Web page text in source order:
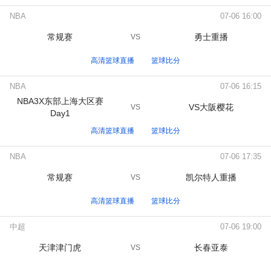
NBA 07-06 16:00
常规赛 VS 勇士重播
高清篮球直播 篮球比分
NBA 07-06 16:15
NBA3X东部上海大区赛
Day1
VS VS大阪樱花
高清篮球直播 篮球比分
NBA 07-06 17:35
常规赛 VS 凯尔特人重播
高清篮球直播 篮球比分
中超 07-06 19:00
天津津门虎 VS 长春亚泰